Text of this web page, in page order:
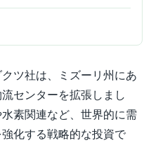
ツ社は、ミズーリ州にあ
センターを拡張しまし
素関連など、世界的に需
化する戦略的な投資で